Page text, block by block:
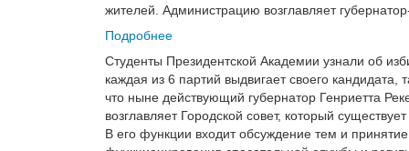
жителей. Администрацию возглавляет
Подробнее
Студенты Президентской Академии узнали об
каждая из 6 партий выдвигает своего
что ныне действующий губернатор Генриетта
возглавляет Городской совет, который
В его функции входит обсуждение тем и